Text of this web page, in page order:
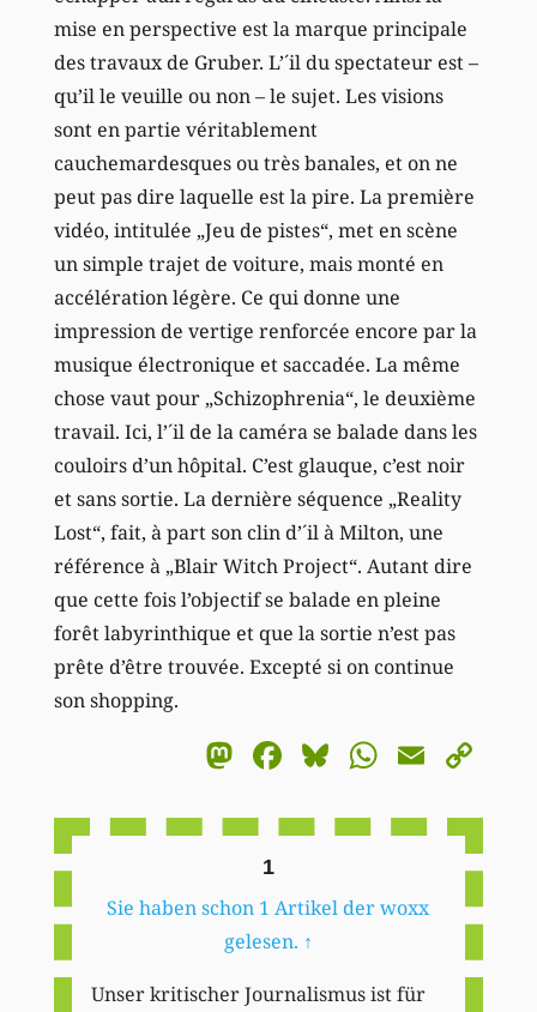
mise en perspective est la marque principale
des travaux de Gruber. L’´il du spectateur est –
qu’il le veuille ou non – le sujet. Les visions
sont en partie véritablement
cauchemardesques ou très banales, et on ne
peut pas dire laquelle est la pire. La première
vidéo, intitulée „Jeu de pistes“, met en scène
un simple trajet de voiture, mais monté en
accélération légère. Ce qui donne une
impression de vertige renforcée encore par la
musique électronique et saccadée. La même
chose vaut pour „Schizophrenia“, le deuxième
travail. Ici, l’´il de la caméra se balade dans les
couloirs d’un hôpital. C’est glauque, c’est noir
et sans sortie. La dernière séquence „Reality
Lost“, fait, à part son clin d’´il à Milton, une
référence à „Blair Witch Project“. Autant dire
que cette fois l’objectif se balade en pleine
forêt labyrinthique et que la sortie n’est pas
prête d’être trouvée. Excepté si on continue
son shopping.
Mastodon
Facebook
BlueskyEmail
1
Sie haben schon 1 Artikel der woxx
gelesen. ↑
Unser kritischer Journalismus ist für